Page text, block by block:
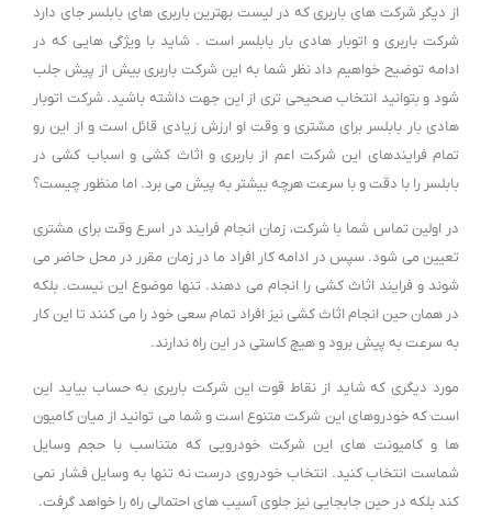
از دیگر شرکت های باربری که در لیست بهترین باربری های بابلسر جای دارد
شرکت باربری و اتوبار هادی بار بابلسر است . شاید با ویژگی هایی که در
ادامه توضیح خواهیم داد نظر شما به این شرکت باربری بیش از پیش جلب
شود و بتوانید انتخاب صحیحی تری از این جهت داشته باشید. شرکت اتوبار
هادی بار بابلسر برای مشتری و وقت او ارزش زیادی قائل است و از این رو
تمام فرایندهای این شرکت اعم از باربری و اثاث کشی و اسباب کشی در
بابلسر را با دقت و با سرعت هرچه بیشتر به پیش می برد. اما منظور چیست؟
در اولین تماس شما با شرکت، زمان انجام فرایند در اسرع وقت برای مشتری
تعیین می شود. سپس در ادامه کار افراد ما در زمان مقرر در محل حاضر می
شوند و فرایند اثاث کشی را انجام می دهند. تنها موضوع این نیست. بلکه
در همان حین انجام اثاث کشی نیز افراد تمام سعی خود را می کنند تا این کار
به سرعت به پیش برود و هیچ کاستی در این راه ندارند.
مورد دیگری که شاید از نقاط قوت این شرکت باربری به حساب بیاید این
است که خودروهای این شرکت متنوع است و شما می توانید از میان کامیون
ها و کامیونت های این شرکت خودرویی که متناسب با حجم وسایل
شماست انتخاب کنید. انتخاب خودروی درست نه تنها به وسایل فشار نمی
کند بلکه در حین جابجایی نیز جلوی آسیب های احتمالی راه را خواهد گرفت.